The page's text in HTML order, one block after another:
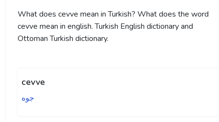
What does cevve mean in Turkish? What does the word
cevve mean in english. Turkish English dictionary and
Ottoman Turkish dictionary.
cevve
جوه